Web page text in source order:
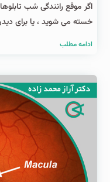
اگر موقع رانندگی شب
خسته می شوید ، یا برای
ادامه مطلب